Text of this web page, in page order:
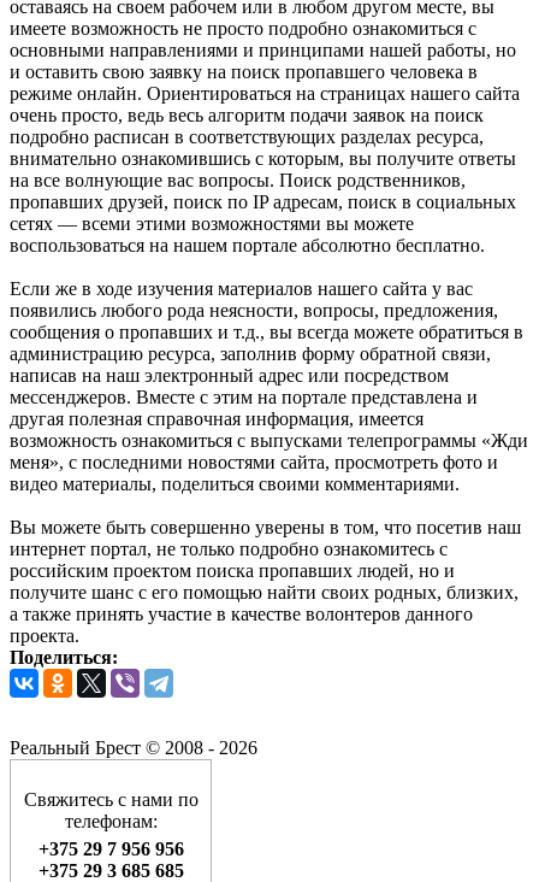
оставаясь на своем рабочем или в любом другом месте, вы
имеете возможность не просто подробно ознакомиться с
основными направлениями и принципами нашей работы, но
и оставить свою заявку на поиск пропавшего человека в
режиме онлайн. Ориентироваться на страницах нашего сайта
очень просто, ведь весь алгоритм подачи заявок на поиск
подробно расписан в соответствующих разделах ресурса,
внимательно ознакомившись с которым, вы получите ответы
на все волнующие вас вопросы. Поиск родственников,
пропавших друзей, поиск по IP адресам, поиск в социальных
сетях — всеми этими возможностями вы можете
воспользоваться на нашем портале абсолютно бесплатно.
Если же в ходе изучения материалов нашего сайта у вас
появились любого рода неясности, вопросы, предложения,
сообщения о пропавших и т.д., вы всегда можете обратиться в
администрацию ресурса, заполнив форму обратной связи,
написав на наш электронный адрес или посредством
мессенджеров. Вместе с этим на портале представлена и
другая полезная справочная информация, имеется
возможность ознакомиться с выпусками телепрограммы «Жди
меня», с последними новостями сайта, просмотреть фото и
видео материалы, поделиться своими комментариями.
Вы можете быть совершенно уверены в том, что посетив наш
интернет портал, не только подробно ознакомитесь с
российским проектом поиска пропавших людей, но и
получите шанс с его помощью найти своих родных, близких,
а также принять участие в качестве волонтеров данного
проекта.
Поделиться:
Реальный Брест © 2008 - 2026
Свяжитесь с нами по
телефонам:
+375 29 7 956 956
+375 29 3 685 685